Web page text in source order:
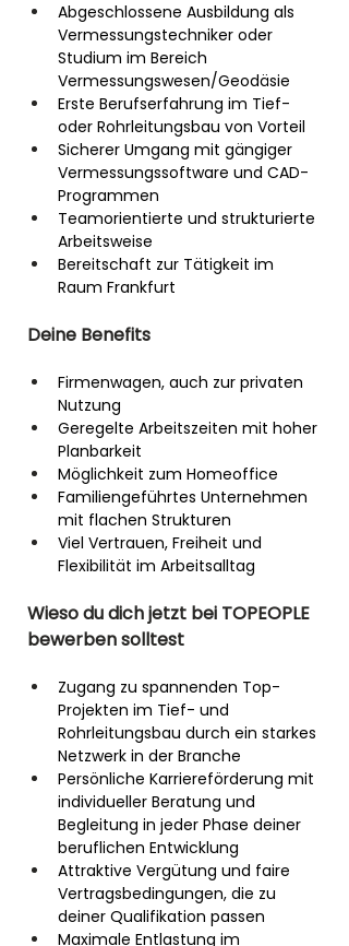
Abgeschlossene Ausbildung als
Vermessungstechniker oder
Studium im Bereich
Vermessungswesen/Geodäsie
Erste Berufserfahrung im Tief-
oder Rohrleitungsbau von Vorteil
Sicherer Umgang mit gängiger
Vermessungssoftware und CAD-
Programmen
Teamorientierte und strukturierte
Arbeitsweise
Bereitschaft zur Tätigkeit im
Raum Frankfurt
Deine Benefits
Firmenwagen, auch zur privaten
Nutzung
Geregelte Arbeitszeiten mit hoher
Planbarkeit
Möglichkeit zum Homeoffice
Familiengeführtes Unternehmen
mit flachen Strukturen
Viel Vertrauen, Freiheit und
Flexibilität im Arbeitsalltag
Wieso du dich jetzt bei TOPEOPLE
bewerben solltest
Zugang zu spannenden Top-
Projekten im Tief- und
Rohrleitungsbau durch ein starkes
Netzwerk in der Branche
Persönliche Karriereförderung mit
individueller Beratung und
Begleitung in jeder Phase deiner
beruflichen Entwicklung
Attraktive Vergütung und faire
Vertragsbedingungen, die zu
deiner Qualifikation passen
Maximale Entlastung im